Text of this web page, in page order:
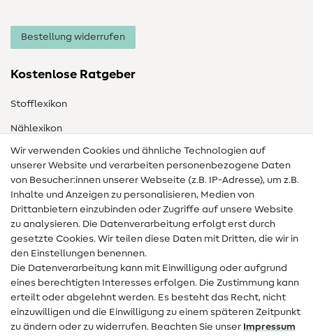
Bestellung widerrufen
Kostenlose Ratgeber
Stofflexikon
Nählexikon
Nähanleitungen
Hilfe & Kontakt
Kontakt
Infos zum Betreiberwechsel
Widerrufsrecht
Beliebt
Wir verwenden Cookies und ähnliche Technologien auf
unserer Website und verarbeiten personenbezogene Daten
von Besucher:innen unserer Webseite (z.B. IP-Adresse), um z.B.
Inhalte und Anzeigen zu personalisieren, Medien von
Drittanbietern einzubinden oder Zugriffe auf unsere Website
zu analysieren. Die Datenverarbeitung erfolgt erst durch
gesetzte Cookies. Wir teilen diese Daten mit Dritten, die wir in
den Einstellungen benennen.
Die Datenverarbeitung kann mit Einwilligung oder aufgrund
eines berechtigten Interesses erfolgen. Die Zustimmung kann
erteilt oder abgelehnt werden. Es besteht das Recht, nicht
einzuwilligen und die Einwilligung zu einem späteren Zeitpunkt
zu ändern oder zu widerrufen. Beachten Sie unser Impressum